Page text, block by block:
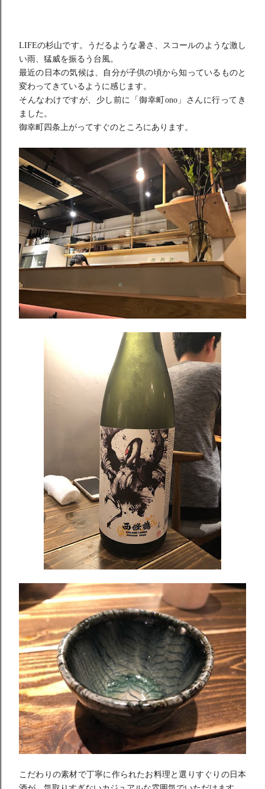
LIFEの杉山です。うだるような暑さ、スコールのような激し
い雨、猛威を振るう台風。
最近の日本の気候は、自分が子供の頃から知っているものと
変わっ てきているように感じます。
そんなわけですが、少し前に「御幸町ono」さんに行ってき
まし た。
御幸町四条上がってすぐのところにあります。
こだわりの素材で丁寧に作られたお料理と選りすぐりの日本